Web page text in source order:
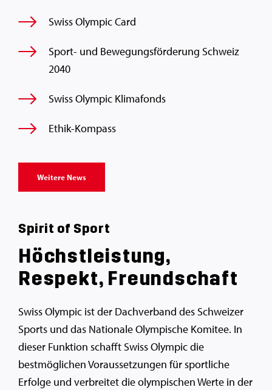
Swiss Olympic Card
Sport- und Bewegungsförderung Schweiz
2040
Swiss Olympic Klimafonds
Ethik-Kompass
Weitere News
Spirit of Sport
Höchstleistung,
Respekt, Freundschaft
Swiss Olympic ist der Dachverband des Schweizer
Sports und das Nationale Olympische Komitee. In
dieser Funktion schafft Swiss Olympic die
bestmöglichen Voraussetzungen für sportliche
Erfolge und verbreitet die olympischen Werte in der